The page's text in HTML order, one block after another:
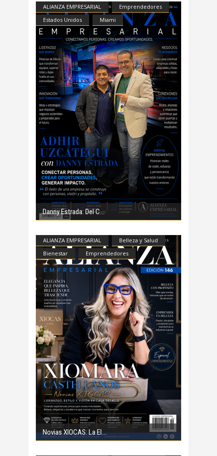
ALIANZA EMPRESARIAL
Emprendedores
Estados Unidos
Miami
Danny Estrada: Del C
ALIANZA EMPRESARIAL
Belleza y Salud
Bienestar
Emprendedores
Novias XIOCAS: La El